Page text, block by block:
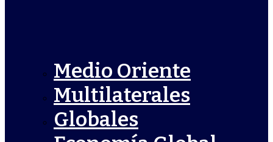
Medio Oriente
Multilaterales
Globales